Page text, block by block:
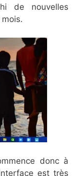
de nouvelles
donc à
est très